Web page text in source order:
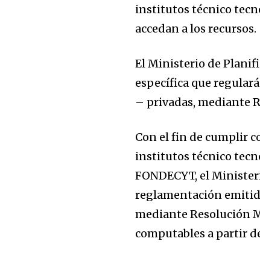
institutos técnico
accedan a los recursos.
El Ministerio de
específica que
– privadas, mediante
Con el fin de cumplir
institutos técnico
FONDECYT, el
reglamentación
mediante Resolución
computables a partir